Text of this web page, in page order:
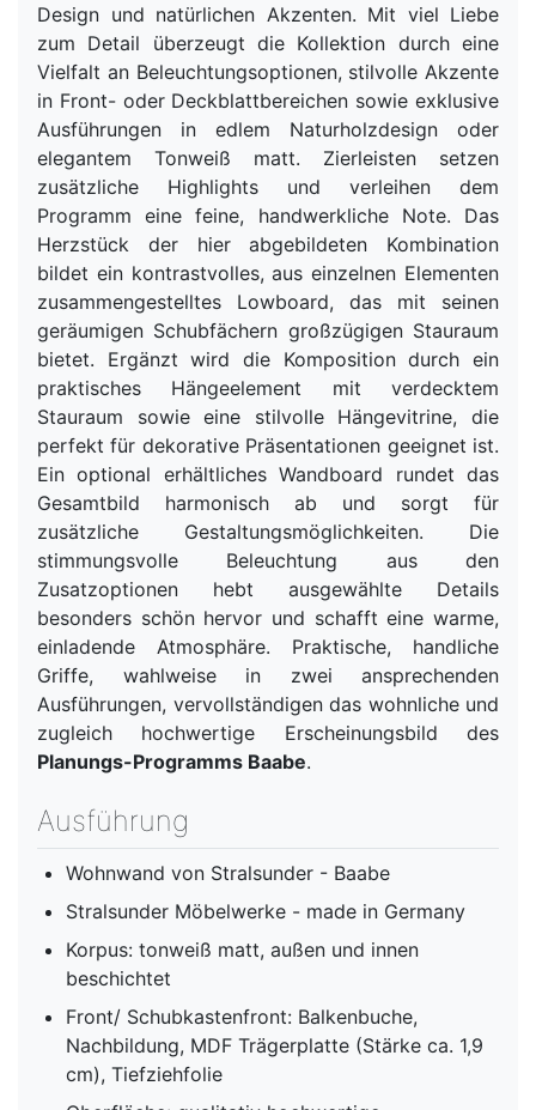
Design und natürlichen Akzenten. Mit viel Liebe
zum Detail überzeugt die Kollektion durch eine
Vielfalt an Beleuchtungsoptionen, stilvolle Akzente
in Front- oder Deckblattbereichen sowie exklusive
Ausführungen in edlem Naturholzdesign oder
elegantem Tonweiß matt. Zierleisten setzen
zusätzliche Highlights und verleihen dem
Programm eine feine, handwerkliche Note. Das
Herzstück der hier abgebildeten Kombination
bildet ein kontrastvolles, aus einzelnen Elementen
zusammengestelltes Lowboard, das mit seinen
geräumigen Schubfächern großzügigen Stauraum
bietet. Ergänzt wird die Komposition durch ein
praktisches Hängeelement mit verdecktem
Stauraum sowie eine stilvolle Hängevitrine, die
perfekt für dekorative Präsentationen geeignet ist.
Ein optional erhältliches Wandboard rundet das
Gesamtbild harmonisch ab und sorgt für
zusätzliche Gestaltungsmöglichkeiten. Die
stimmungsvolle Beleuchtung aus den
Zusatzoptionen hebt ausgewählte Details
besonders schön hervor und schafft eine warme,
einladende Atmosphäre. Praktische, handliche
Griffe, wahlweise in zwei ansprechenden
Ausführungen, vervollständigen das wohnliche und
zugleich hochwertige Erscheinungsbild des
Planungs-Programms Baabe.
Ausführung
Wohnwand von Stralsunder - Baabe
Stralsunder Möbelwerke - made in Germany
Korpus: tonweiß matt, außen und innen
beschichtet
Front/ Schubkastenfront: Balkenbuche,
Nachbildung, MDF Trägerplatte (Stärke ca. 1,9
cm), Tiefziehfolie